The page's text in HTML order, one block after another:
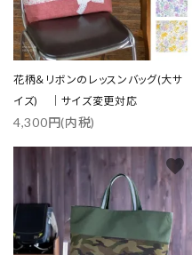
花柄＆リボンのレッスンバッグ(大サ
イズ) ｜サイズ変更対応
4,300円(内税)
favorite